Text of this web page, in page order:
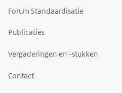
Forum Standaardisatie
Publicaties
Vergaderingen en -stukken
Contact